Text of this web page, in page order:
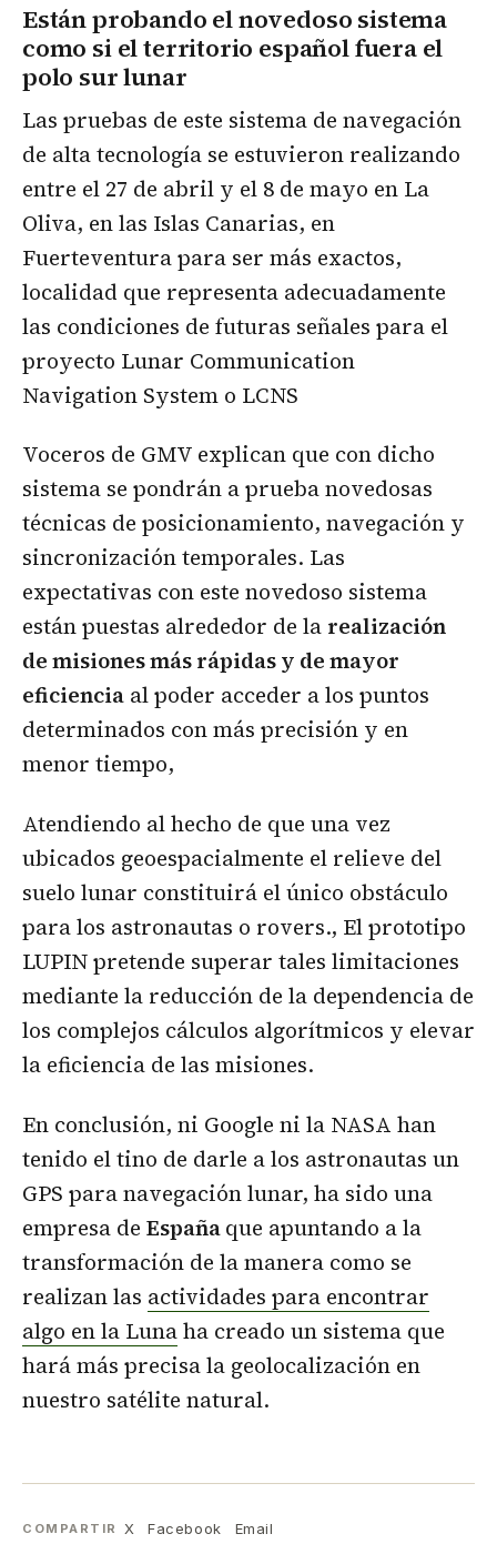
Están probando el novedoso sistema
como si el territorio español fuera el
polo sur lunar
Las pruebas de este sistema de navegación
de alta tecnología se estuvieron realizando
entre el 27 de abril y el 8 de mayo en La
Oliva, en las Islas Canarias, en
Fuerteventura para ser más exactos,
localidad que representa adecuadamente
las condiciones de futuras señales para el
proyecto Lunar Communication
Navigation System o LCNS
Voceros de GMV explican que con dicho
sistema se pondrán a prueba novedosas
técnicas de posicionamiento, navegación y
sincronización temporales. Las
expectativas con este novedoso sistema
están puestas alrededor de la realización
de misiones más rápidas y de mayor
eficiencia al poder acceder a los puntos
determinados con más precisión y en
menor tiempo,
Atendiendo al hecho de que una vez
ubicados geoespacialmente el relieve del
suelo lunar constituirá el único obstáculo
para los astronautas o rovers., El prototipo
LUPIN pretende superar tales limitaciones
mediante la reducción de la dependencia de
los complejos cálculos algorítmicos y elevar
la eficiencia de las misiones.
En conclusión, ni Google ni la NASA han
tenido el tino de darle a los astronautas un
GPS para navegación lunar, ha sido una
empresa de Españaque apuntando a la
transformación de la manera como se
realizan las actividades para encontrar
algo en la Lunaha creado un sistema que
hará más precisa la geolocalización en
nuestro satélite natural.
COMPARTIR X Facebook Email